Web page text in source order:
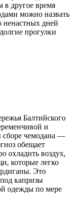
в другое время
можно назвать
ненастных дней
прогулки
Балтийского
и
сборе чемодана —
обещает
охладить воздух,
которые легко
Это
капризы
одежды по мере